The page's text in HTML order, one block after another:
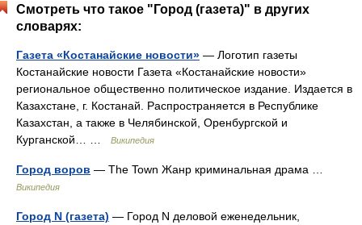
Смотреть что такое "Город (газета)" в других
словарях:
Газета «Костанайские новости» — Логотип газеты
Костанайские новости Газета «Костанайские новости»
региональное общественно политическое издание. Издается в
Казахстане, г. Костанай. Распространяется в Республике
Казахстан, а также в Челябинской, Оренбургской и
Курганской… …
Википедия
Город воров — The Town Жанр криминальная драма …
Википедия
Город N (газета) — Город N деловой еженедельник,